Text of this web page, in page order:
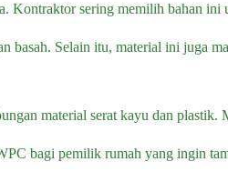
Kontraktor sering memilih bahan
basah. Selain itu, material ini juga
material serat kayu dan
bagi pemilik rumah yang ingin